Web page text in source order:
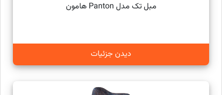
مبل تک مدل Panton هامون
دیدن جزئیات